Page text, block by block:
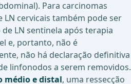
Para carcinomas
cervicais também pode ser
LN sentinela após terapia
e, portanto, não é
não há declaração definitiva
linfonodos a serem removidos.
médio e distal, uma ressecção